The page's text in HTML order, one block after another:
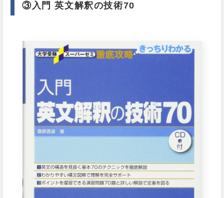
③入門 英文解釈の技術70